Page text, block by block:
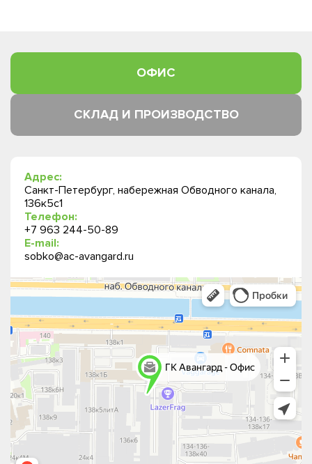
ОФИС
СКЛАД И ПРОИЗВОДСТВО
Адрес:
Санкт-Петербург, набережная Обводного канала,
136к5с1
Телефон:
+7 963 244-50-89
E-mail:
sobko@ac-avangard.ru